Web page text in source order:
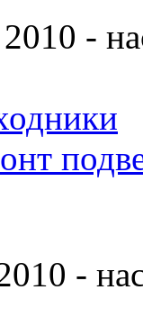
2010 -
-